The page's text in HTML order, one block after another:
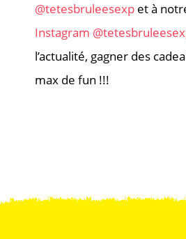
@tetesbruleesexp et à
Instagram
l’actualité, gagner des
max de fun !!!